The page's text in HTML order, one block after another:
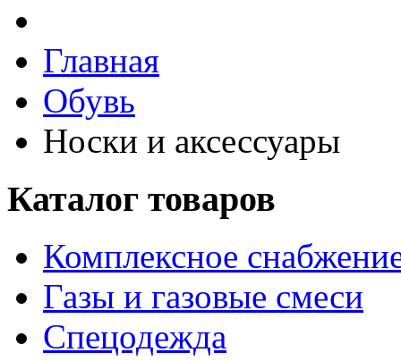
Главная
Обувь
Носки и аксессуары
Каталог товаров
Комплексное
Газы и газовые смеси
Спецодежда